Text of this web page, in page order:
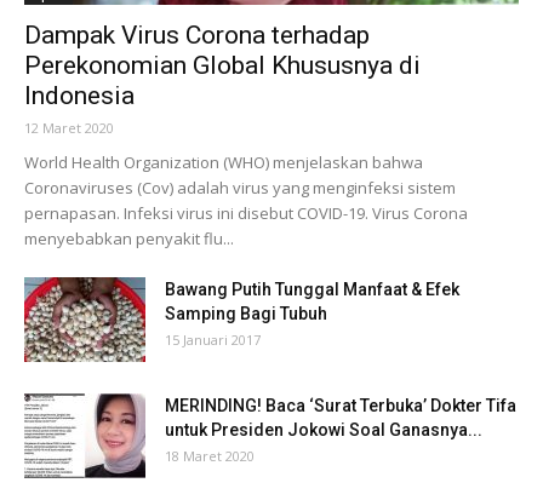
Dampak Virus Corona terhadap
Perekonomian Global Khususnya di
Indonesia
12 Maret 2020
World Health Organization (WHO) menjelaskan bahwa
Coronaviruses (Cov) adalah virus yang menginfeksi sistem
pernapasan. Infeksi virus ini disebut COVID-19. Virus Corona
menyebabkan penyakit flu...
Bawang Putih Tunggal Manfaat & Efek
Samping Bagi Tubuh
15 Januari 2017
MERINDING! Baca ‘Surat Terbuka’ Dokter Tifa
untuk Presiden Jokowi Soal Ganasnya...
18 Maret 2020